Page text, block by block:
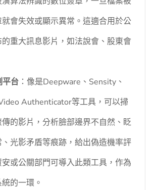
會失效或顯示異常。這適合用於公
重大訊息影片，如法說會、股東會
平台 ：像是Deepware、Sensity、
Authenticator等工具，可以掃
的影片，分析臉部邊界不自然、眨
光影矛盾等痕跡，給出偽造機率評
或公關部門可導入此類工具，作為
的一環。